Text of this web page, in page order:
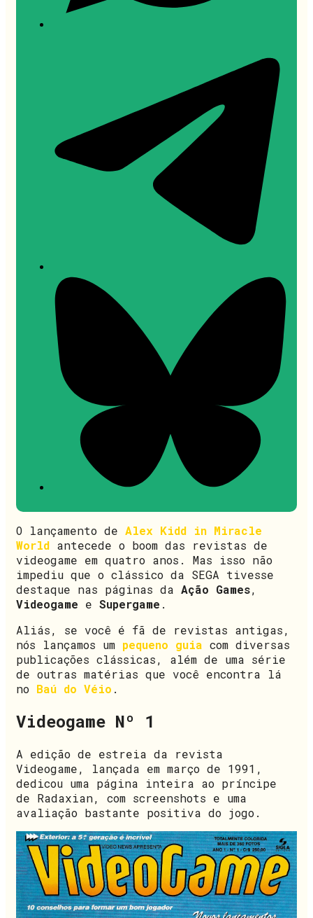
O lançamento de Alex Kidd in Miracle
World antecede o boom das revistas de
videogame em quatro anos. Mas isso não
impediu que o clássico da SEGA tivesse
destaque nas páginas da Ação Games,
Videogame e Supergame .
Aliás, se você é fã de revistas antigas,
nós lançamos um pequeno guia com diversas
publicações clássicas, além de uma série
de outras matérias que você encontra lá
no Baú do Véio .
Videogame Nº 1
A edição de estreia da revista
Videogame, lançada em março de 1991,
dedicou uma página inteira ao príncipe
de Radaxian, com screenshots e uma
avaliação bastante positiva do jogo.